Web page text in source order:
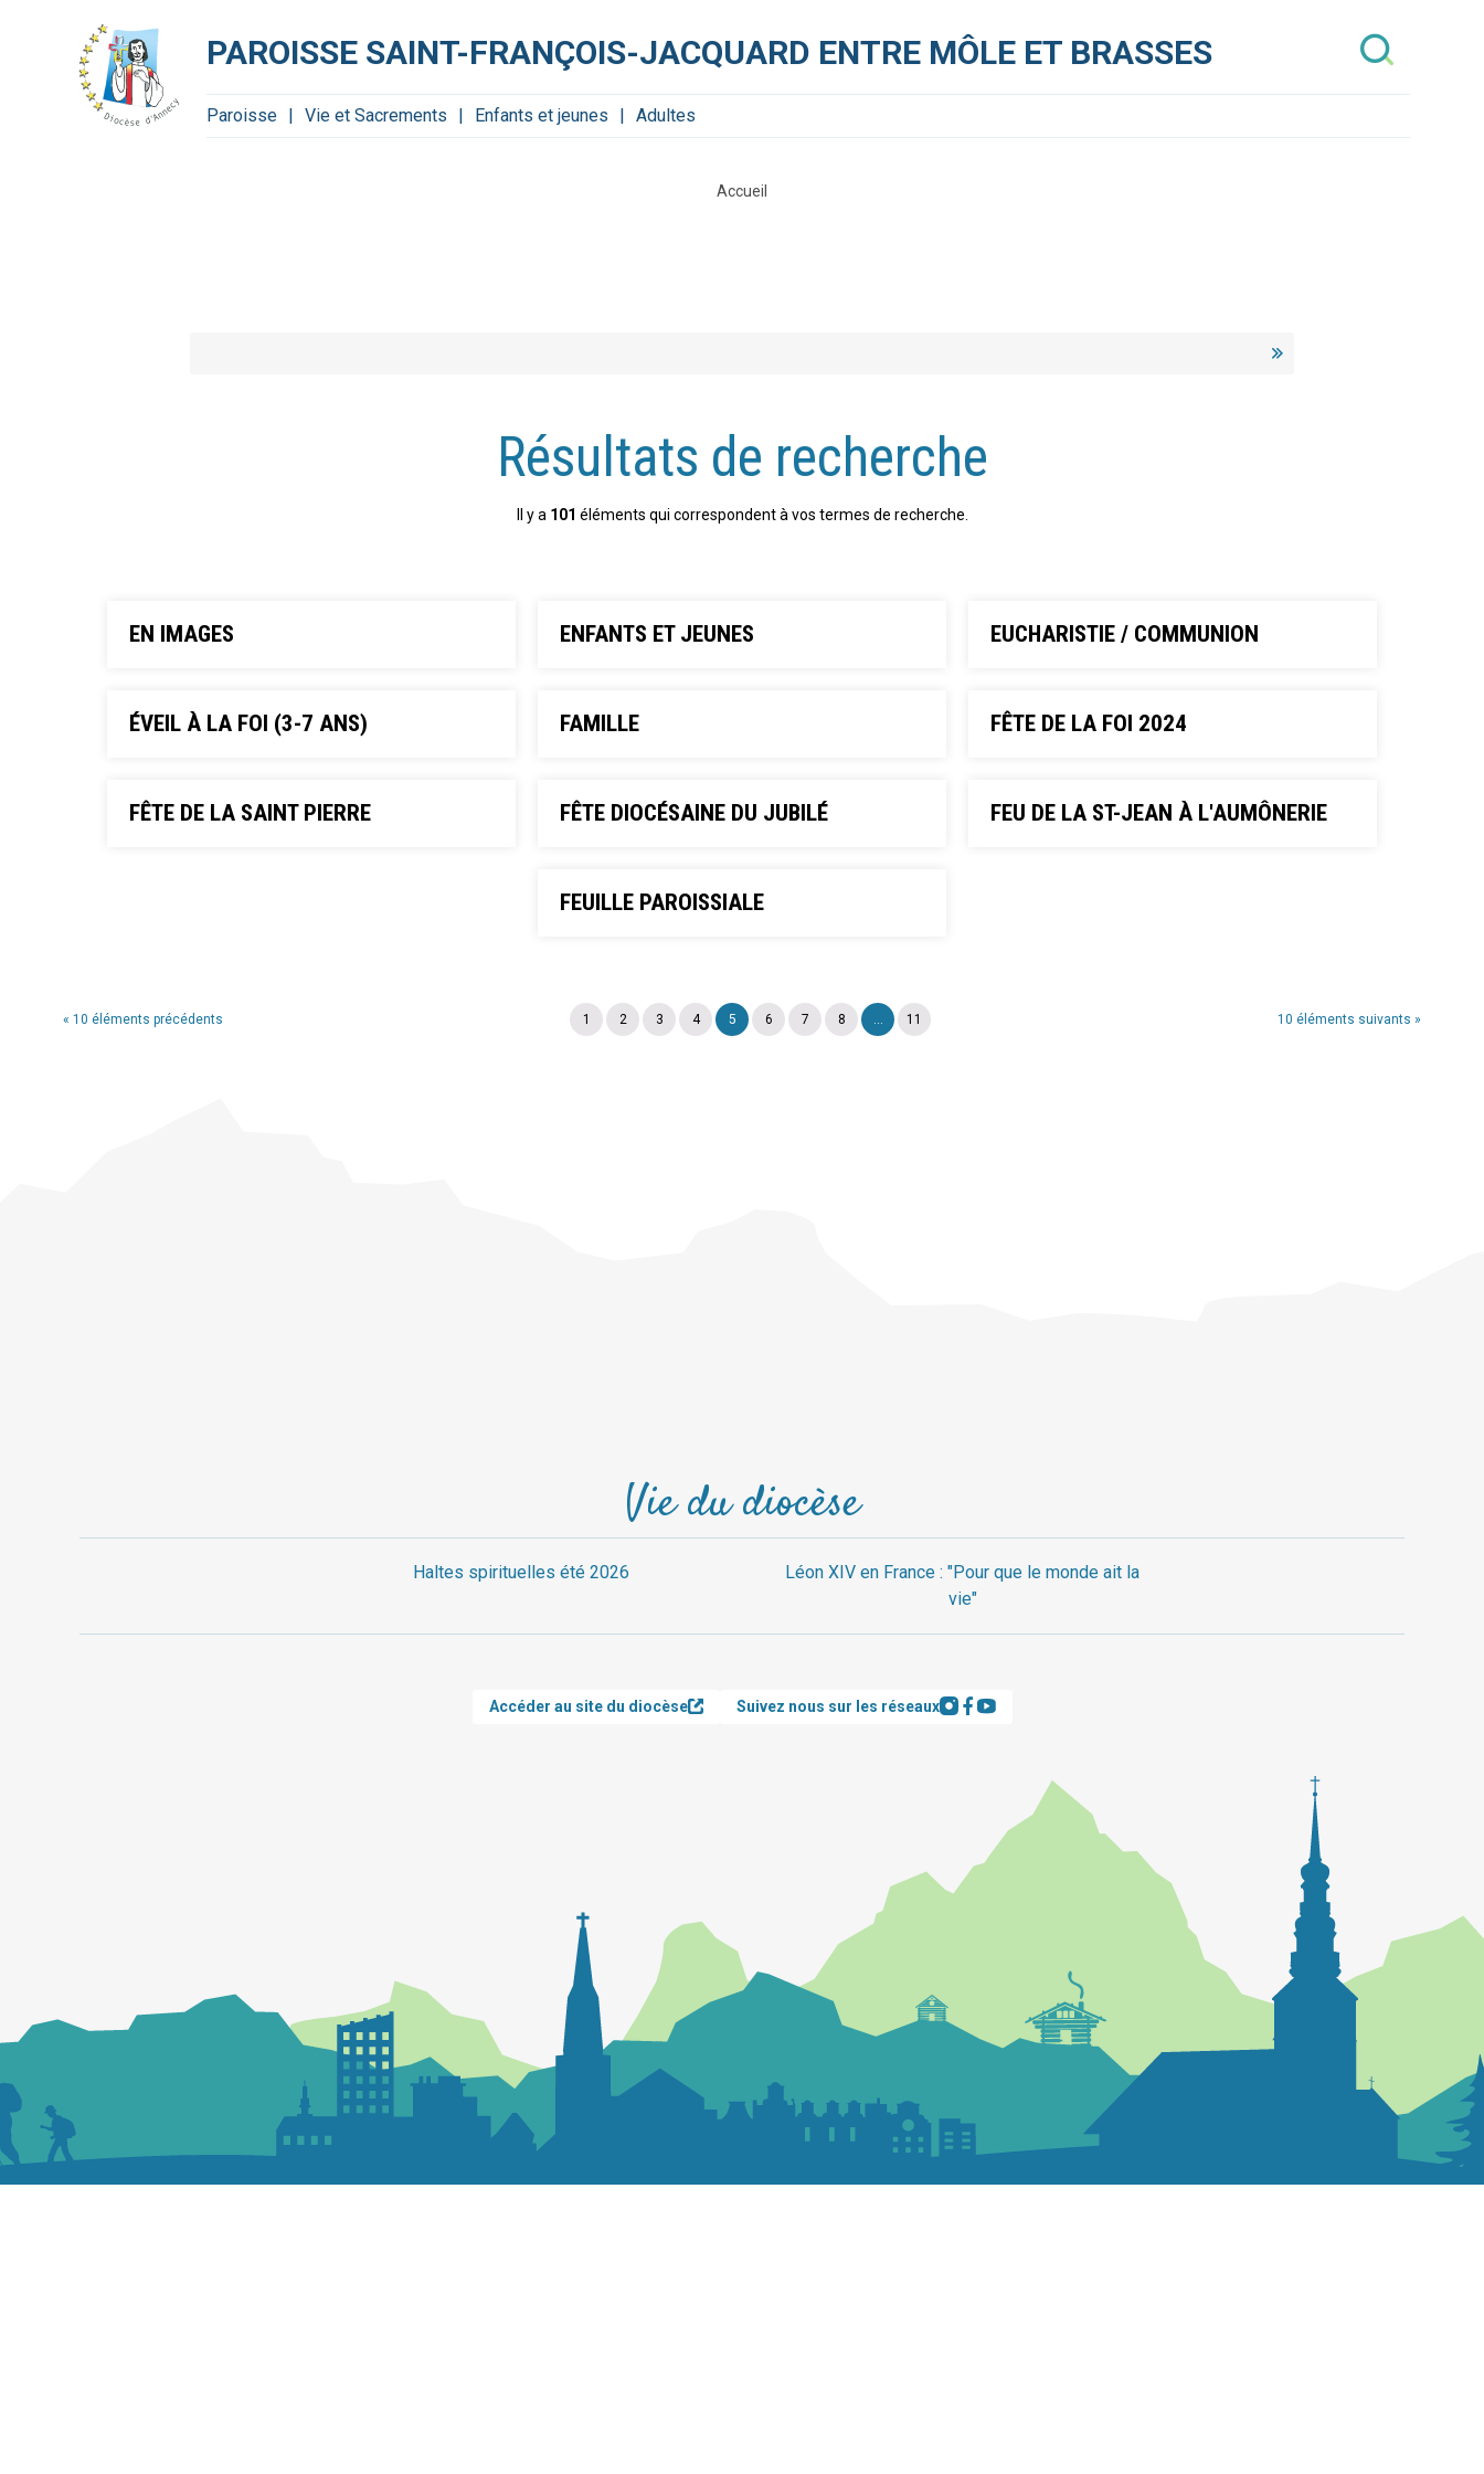
PAROISSE SAINT-FRANÇOIS-JACQUARD ENTRE MÔLE ET BRASSES
Paroisse Vie et Sacrements Enfants et jeunes Adultes
Accueil
Résultats de recherche
Il y a 101 éléments qui correspondent à vos termes de recherche.
EN IMAGES ENFANTS ET JEUNES EUCHARISTIE / COMMUNION
ÉVEIL À LA FOI (3-7 ANS) FAMILLE FÊTE DE LA FOI 2024
FÊTE DE LA SAINT PIERRE FÊTE DIOCÉSAINE DU JUBILÉ FEU DE LA ST-JEAN À L'AUMÔNERIE
FEUILLE PAROISSIALE
« 10 éléments précédents 10 éléments suivants »
1 2 3 4 5 6 7 8 ... 11
Vie du diocèse
Haltes spirituelles été 2026
Léon XIV en France : "Pour que le monde ait la
vie"
Accéder au site du diocèse Suivez nous sur les réseaux